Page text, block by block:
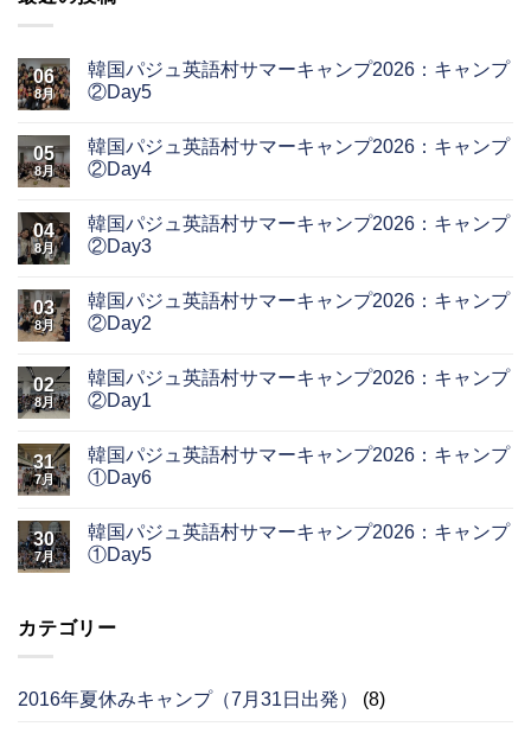
06
8月
韓国パジュ英語村サマーキャンプ2026：キャンプ
②Day5
05
8月
韓国パジュ英語村サマーキャンプ2026：キャンプ
②Day4
04
8月
韓国パジュ英語村サマーキャンプ2026：キャンプ
②Day3
03
8月
韓国パジュ英語村サマーキャンプ2026：キャンプ
②Day2
02
8月
韓国パジュ英語村サマーキャンプ2026：キャンプ
②Day1
31
7月
韓国パジュ英語村サマーキャンプ2026：キャンプ
①Day6
30
7月
韓国パジュ英語村サマーキャンプ2026：キャンプ
①Day5
カテゴリー
2016年夏休みキャンプ（7月31日出発） (8)